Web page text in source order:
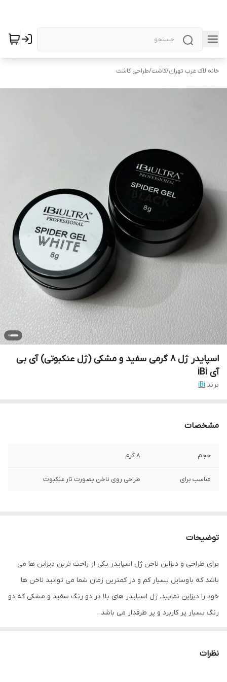
خانه لاک غرب تهران/کاشت/طراحی کاشت
اسپایدر ژل 8 گرمی سفید و مشکی (ژل عنکبوتی) آی بی
آی iBi
برند:iBi
مشخصات
حجم 8 گرم
مناسب برای طراحی روی ناخن بصورت تار عنکبوت
توضیحات
برای طراحی و دیزاین ناخن ژل اسپایدر یکی از راحت ترین دیزاین ها می
باشد که با وسایل بسیار کم و در کمترین زمان شما می توانید ناخن ها
خود را دیزاین نمایید. ژل اسپایدر های بلا در دو رنگ سفید و مشکی که دو
رنگ بسیار پر کاربرد و پر طرفدار می باشد .
- پس از اتمام ژلیش و کاشت با استفاده از
نظرات